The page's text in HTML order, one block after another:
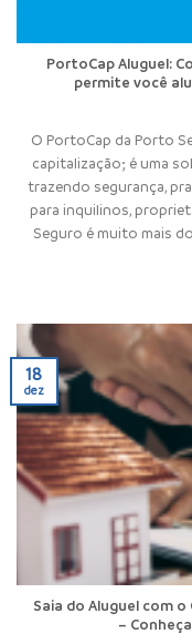
PortoCap Aluguel:
permite você
O PortoCap da Porto
capitalização; é uma
trazendo segurança,
para inquilinos,
Seguro é muito mais
Saia do Aluguel com
–
18
dez